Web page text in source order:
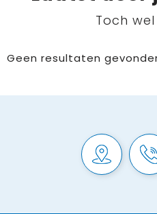
Toch
Geen resultaten